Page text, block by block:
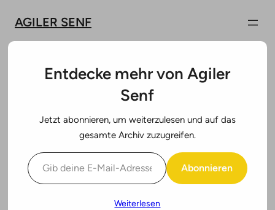
Inhalt
springen
AGILER SENF
#85: Christian Dürre —
Servant Leadership:
Hype oder echte
Führungsphilosophie?
Entdecke mehr von Agiler
Senf
Jetzt abonnieren, um weiterzulesen und auf das
gesamte Archiv zuzugreifen.
Gib deine E-Mail-Adresse ein ...
Abonnieren
Weiterlesen